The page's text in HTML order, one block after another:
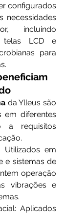
configurados
necessidades
incluindo
telas LCD e
para
da Ylleus são
em diferentes
a requisitos
Utilizados em
e sistemas de
operação
vibrações e
Aplicados